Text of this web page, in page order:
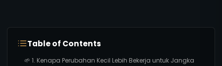
Table of Contents
🌱 1. Kenapa Perubahan Kecil Lebih Bekerja untuk Jangka